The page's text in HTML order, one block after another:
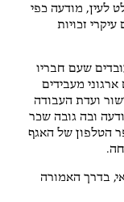
לעין, מודעה כפי
זכויות
שעם חבריו
מעבידים
ועדת העבודה
ובה גובה שכר
הטלפון של האגף
בדרך האמורה